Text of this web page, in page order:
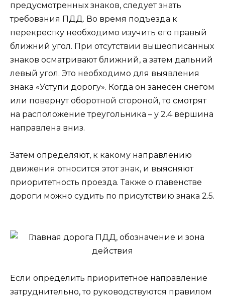
предусмотренных знаков, следует знать
требования ПДД. Во время подъезда к
перекрестку необходимо изучить его правый
ближний угол. При отсутствии вышеописанных
знаков осматривают ближний, а затем дальний
левый угол. Это необходимо для выявления
знака «Уступи дорогу». Когда он занесен снегом
или повернут оборотной стороной, то смотрят
на расположение треугольника – у 2.4 вершина
направлена вниз.
Затем определяют, к какому направлению
движения относится этот знак, и выясняют
приоритетность проезда. Также о главенстве
дороги можно судить по присутствию знака 2.5.
Если определить приоритетное направление
затруднительно, то руководствуются правилом